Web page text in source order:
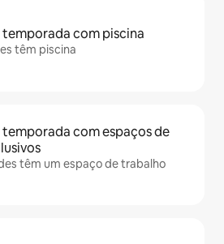
com piscina
têm piscina
com espaços de
têm um espaço de trabalho